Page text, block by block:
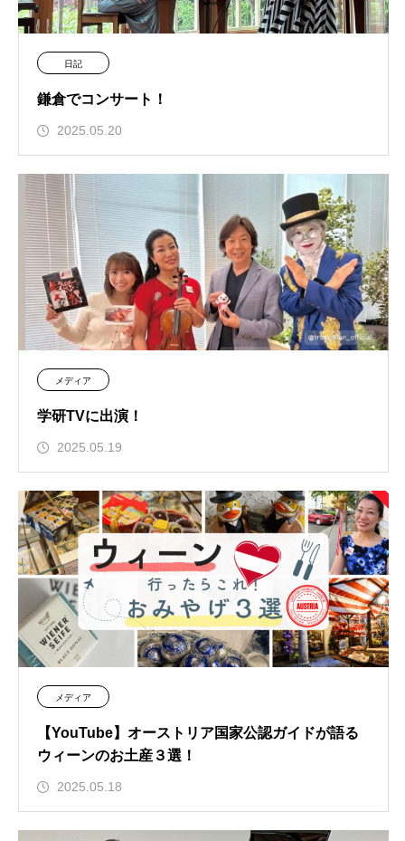
日記
鎌倉でコンサート！
2025.05.20
メディア
学研TVに出演！
2025.05.19
メディア
【YouTube】オーストリア国家公認ガイドが語る
ウィーンのお土産３選！
2025.05.18